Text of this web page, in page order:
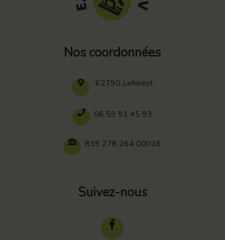
Nos coordonnées
62790 Leforest
06 59 91 45 93
839 278 264 00016
Suivez-nous